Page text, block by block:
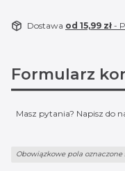
Dostawa od 15,99 zł -
Formularz
Masz pytania? Napisz do
Obowiązkowe pola